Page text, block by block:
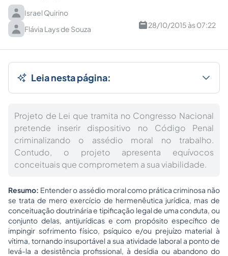
Israel Quirino
Flávia Lays de Souza
28/10/2015 às 07:22
Leia nesta página:
Projeto de Lei que tramita no Congresso Nacional
pretende inserir dispositivo no Código Penal
criminalizando o assédio moral no trabalho.
Contudo, o projeto apresenta equívocos
conceituais que comprometem a sua viabilidade.
Resumo: Entender o assédio moral como prática criminosa não
se trata de mero exercício de hermenêutica jurídica, mas de
conceituação doutrinária e tipificação legal de uma conduta, ou
conjunto delas, antijurídicas e com propósito específico de
impingir sofrimento físico, psíquico e/ou prejuízo material à
vítima, tornando insuportável a sua atividade laboral a ponto de
levá-la a desistência profissional, à desídia ou abandono do